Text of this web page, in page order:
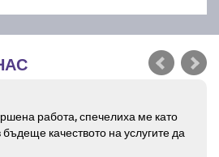
работа, спечелиха ме като
качеството на услугите да